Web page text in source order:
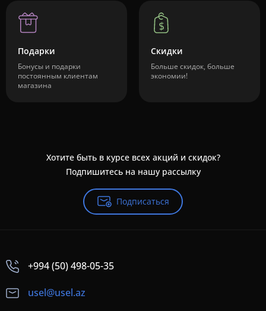
Подарки
Бонусы и подарки
постоянным клиентам
магазина
Скидки
Больше скидок, больше
экономии!
Хотите быть в курсе всех акций и скидок?
Подпишитесь на нашу рассылку
Подписаться
+994 (50) 498-05-35
usel@usel.az